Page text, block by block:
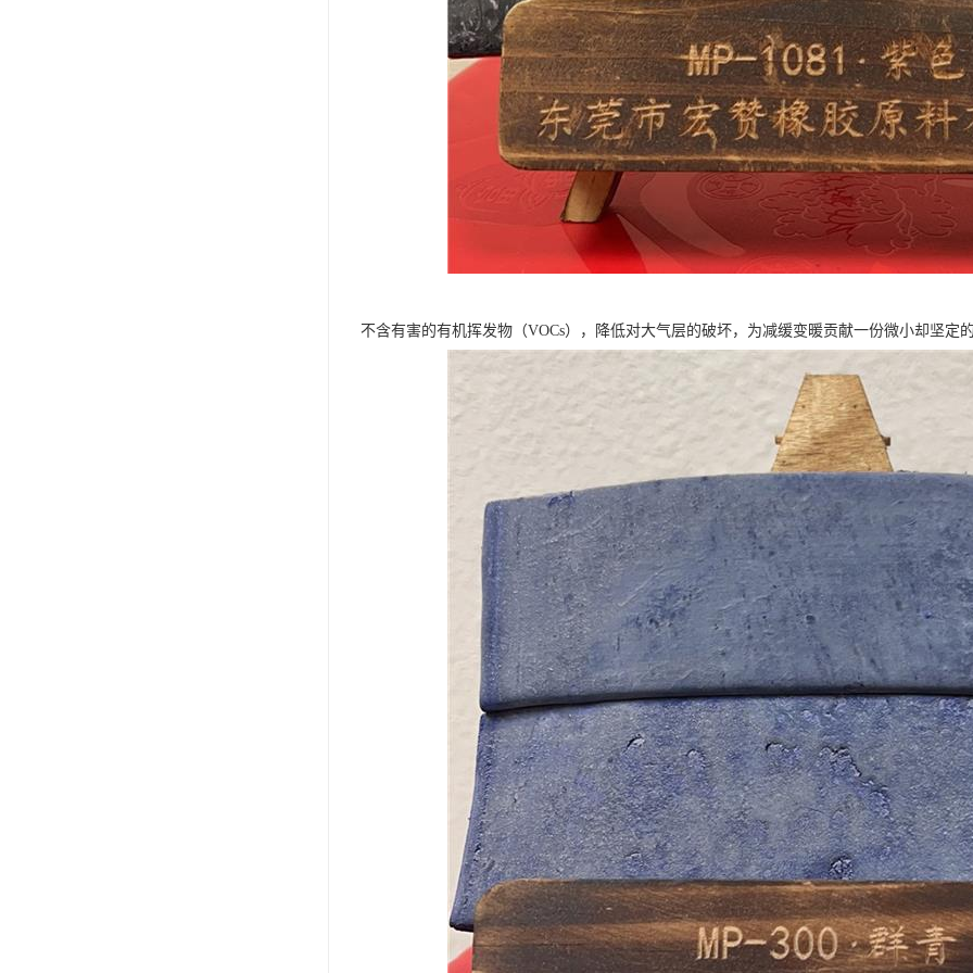
不含有害的有机挥发物（VOCs），降低对大气层的破坏，为减缓变暖贡献一份微小却坚定